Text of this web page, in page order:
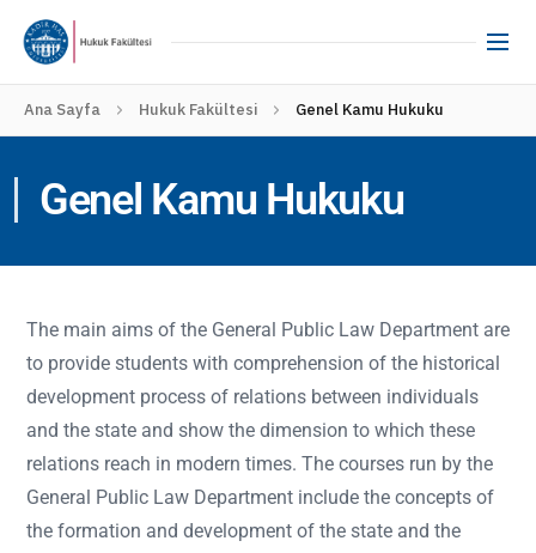
Ana Sayfa Hukuk Fakültesi Genel Kamu Hukuku
Genel Kamu Hukuku
The main aims of the General Public Law Department are
to provide students with comprehension of the historical
development process of relations between individuals
and the state and show the dimension to which these
relations reach in modern times. The courses run by the
General Public Law Department include the concepts of
the formation and development of the state and the